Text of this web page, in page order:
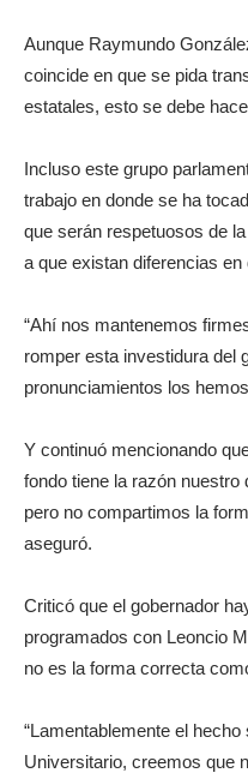
Aunque Raymundo
coincide en que se pida
estatales, esto se debe
Incluso este grupo
trabajo en donde se ha
que serán respetuosos de
a que existan diferencias
“Ahí nos mantenemos
romper esta investidura del
pronunciamientos los
Y continuó mencionando
fondo tiene la razón nuestro
pero no compartimos la
aseguró.
Criticó que el gobernador
programados con Leoncio
no es la forma correcta
“Lamentablemente el hecho
Universitario, creemos que